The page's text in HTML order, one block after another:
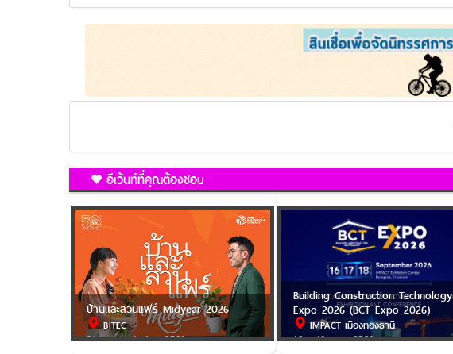
อีเว้นท์ที่คุณต้องชอบ
บ้านและสวนแฟร์ Midyear 2026
BITEC
31 ก.ค. - 9 ส.ค. 2569
Building Construction Technology
Expo 2026 (BCT Expo 2026)
IMPACT เมืองทองธานี
16 - 18 ก.ย. 2569